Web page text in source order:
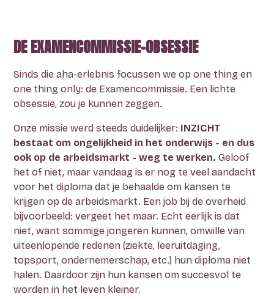
DE EXAMENCOMMISSIE-OBSESSIE
Sinds die aha-erlebnis focussen we op one thing en
one thing only: de Examencommissie. Een lichte
obsessie, zou je kunnen zeggen.
Onze missie werd steeds duidelijker: INZICHT
bestaat om ongelijkheid in het onderwijs - en dus
ook op de arbeidsmarkt -weg te werken.Geloof
het of niet, maar vandaag is er nog te veel aandacht
voor het diploma dat je behaalde om kansen te
krijgen op de arbeidsmarkt. Een job bij de overheid
bijvoorbeeld: vergeet het maar. Echt eerlijk is dat
niet, want sommige jongeren kunnen, omwille van
uiteenlopende redenen (ziekte, leeruitdaging,
topsport, ondernemerschap, etc.) hun diploma niet
halen. Daardoor zijn hun kansen om succesvol te
worden in het leven kleiner.